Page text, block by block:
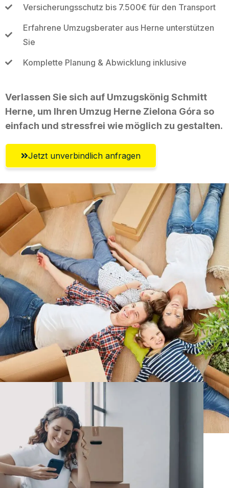
Versicherungsschutz bis 7.500€ für den Transport
Erfahrene Umzugsberater aus Herne unterstützen
Sie
Komplette Planung & Abwicklung inklusive
Verlassen Sie sich auf Umzugskönig Schmitt
Herne, um Ihren Umzug Herne Zielona Góra so
einfach und stressfrei wie möglich zu gestalten.
Jetzt unverbindlich anfragen